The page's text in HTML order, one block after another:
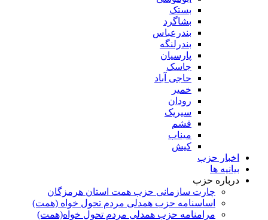
بستک
بشاگرد
بندرعباس
بندرلنگه
پارسیان
جاسک
حاجی آباد
خمیر
رودان
سیریک
قشم
میناب
کیش
اخبار حزب
بیانیه ها
درباره حزب
چارت سازمانی حزب همت استان هرمزگان
اساسنامه حزب همدلی مردم تحول خواه (همت)
مرامنامه حزب همدلی مردم تحول خواه(همت)